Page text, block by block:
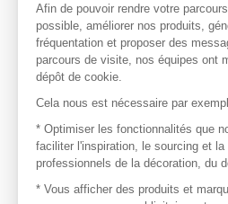
Afin de profiter au mieux de
avec vos marques
Découvrir
Les produits de
S'inspirer
Inspiration et
Afin de pouvoir rendre votre
possible, améliorer nos produits,
fréquentation et proposer des
parcours de visite, nos équipes ont
dépôt de cookie.
Cela nous est nécessaire par
* Optimiser les fonctionnalités que
faciliter l'inspiration, le sourcing et
professionnels de la décoration, du
* Vous afficher des produits et